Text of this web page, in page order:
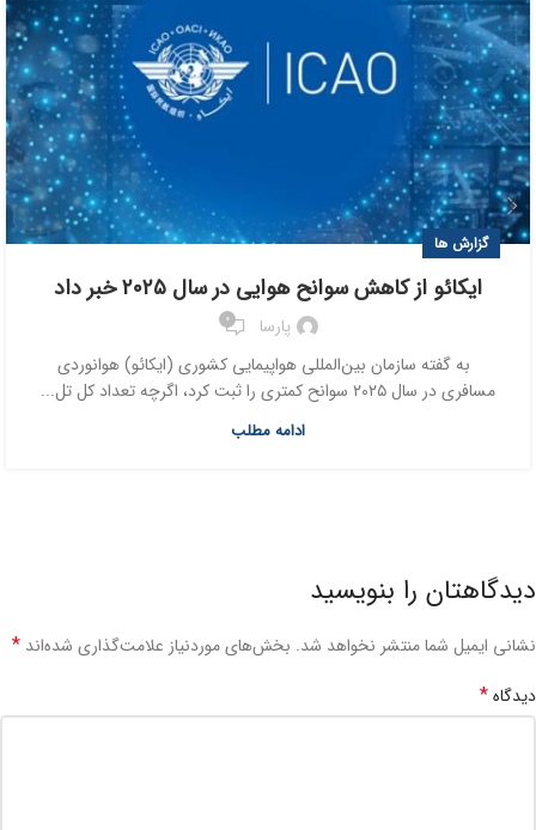
گزارش ها
ایکائو از کاهش سوانح هوایی در سال ۲۰۲۵ خبر داد
پارسا 0
به گفته سازمان بین‌المللی هواپیمایی کشوری (ایکائو) هوانوردی
مسافری در سال ۲۰۲۵ سوانح کمتری را ثبت کرد، اگرچه تعداد کل تل...
ادامه مطلب
دیدگاهتان را بنویسید
نشانی ایمیل شما منتشر نخواهد شد. بخش‌های موردنیاز علامت‌گذاری شده‌اند *
دیدگاه*